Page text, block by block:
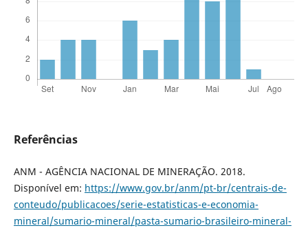
Referências
ANM - AGÊNCIA NACIONAL DE MINERAÇÃO. 2018.
Disponível em: https://www.gov.br/anm/pt-br/centrais-de-
conteudo/publicacoes/serie-estatisticas-e-economia-
mineral/sumario-mineral/pasta-sumario-brasileiro-mineral-